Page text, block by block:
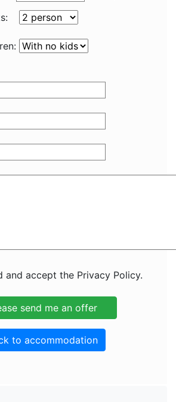
and accept the Privacy Policy.
to accommodation